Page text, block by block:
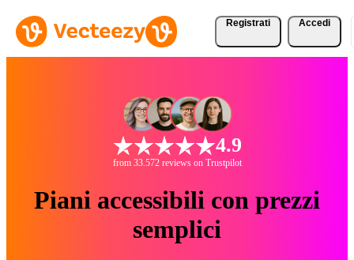
Registrati Accedi
4.9
from 33.572 reviews on Trustpilot
Piani accessibili con prezzi
semplici